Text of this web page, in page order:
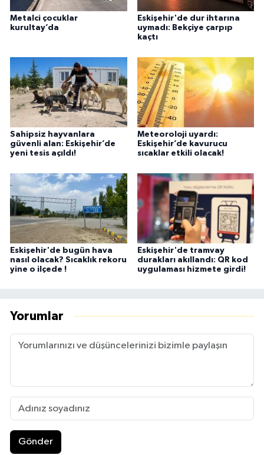
Metalci çocuklar
kurultay’da
Eskişehir'de dur ihtarına
uymadı: Bekçiye çarpıp
kaçtı
Sahipsiz hayvanlara
güvenli alan: Eskişehir’de
yeni tesis açıldı!
Meteoroloji uyardı:
Eskişehir’de kavurucu
sıcaklar etkili olacak!
Eskişehir'de bugün hava
nasıl olacak? Sıcaklık rekoru
yine o ilçede !
Eskişehir'de tramvay
durakları akıllandı: QR kod
uygulaması hizmete girdi!
Yorumlar
Gönder